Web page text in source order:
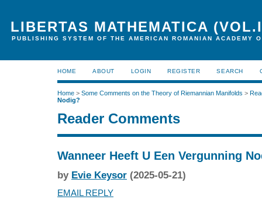
LIBERTAS MATHEMATICA
PUBLISHING SYSTEM OF THE AMERICAN ROMANIAN ACADEMY
HOME ABOUT LOGIN REGISTER SEARCH
Home > Some Comments on the Theory of Riemannian Manifolds >
Nodig?
Reader Comments
Wanneer Heeft U Een Vergunning
by Evie Keysor (2025-05-21)
EMAIL REPLY